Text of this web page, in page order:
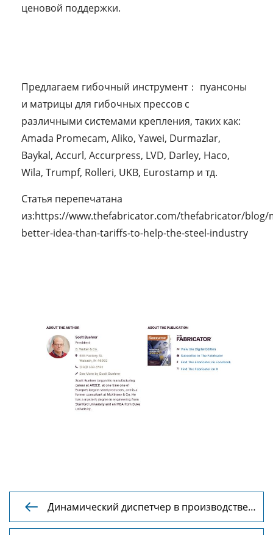
ценовой поддержки.
Предлагаем гибочный инструмент： пуансоны
и матрицы для гибочных прессов с
различными системами крепления, таких как:
Amada Promecam, Aliko, Yawei, Durmazlar,
Baykal, Accurl, Accurpress, LVD, Darley, Насо,
Wila, Trumpf, Rolleri, UKB, Eurostamp и тд.
Статья перепечатана
из:https://www.thefabricator.com/thefabricator/blog/
better-idea-than-tariffs-to-help-the-steel-industry

Динамический диспетчер в производстве
смешанных металлов